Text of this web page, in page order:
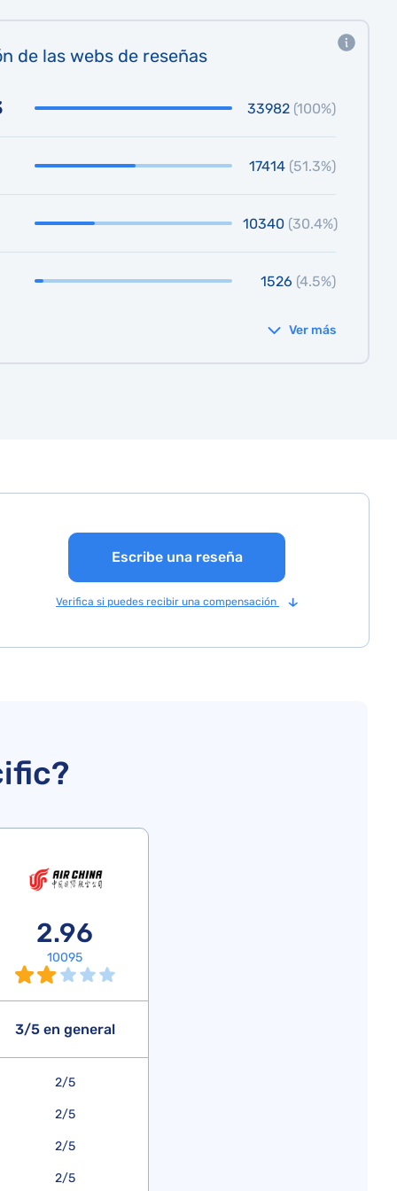
de las webs de reseñas
33982 (100%)
17414 (51.3%)
10340 (30.4%)
1526 (4.5%)
Ver más
Escribe una reseña
Verifica si puedes recibir una compensación
2.96
10095
3/5 en general
2/5
2/5
2/5
2/5